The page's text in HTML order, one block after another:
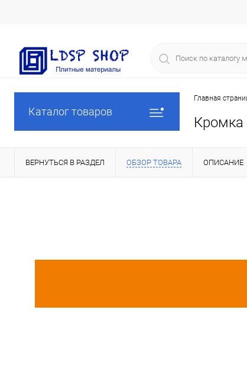
Каталог товаров
Главная
ВЕРНУТЬСЯ В РАЗДЕЛ ОБЗОР ТОВАРА ОПИСАНИЕ